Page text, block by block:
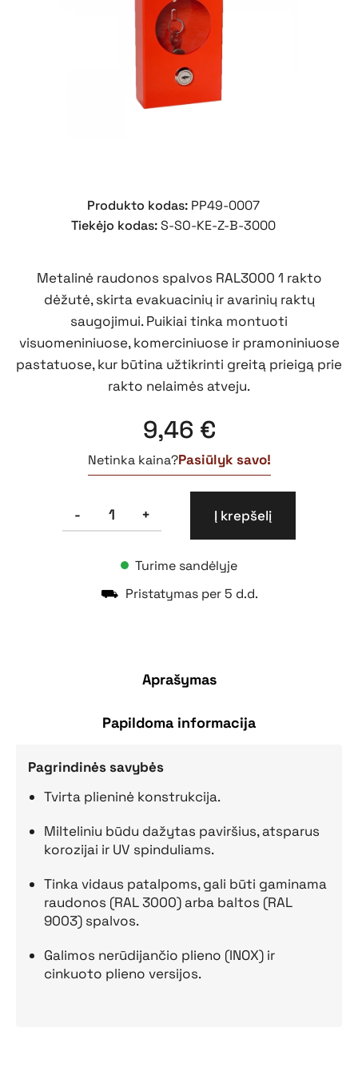
Produkto kodas: PP49-0007
Tiekėjo kodas:S-SO-KE-Z-B-3000
Metalinė raudonos spalvos RAL3000 1 rakto
dėžutė, skirta evakuacinių ir avarinių raktų
saugojimui. Puikiai tinka montuoti
visuomeniniuose, komerciniuose ir pramoniniuose
pastatuose, kur būtina užtikrinti greitą prieigą prie
rakto nelaimės atveju.
9,46 €
Netinka kaina?Pasiūlyk savo!
-
produkto
+ Į krepšelį
Turime sandėlyje
⛟ Pristatymas per 5 d.d.
Aprašymas
Papildoma informacija
Pagrindinės savybės
Tvirta plieninė konstrukcija.
Milteliniu būdu dažytas paviršius, atsparus
korozijai ir UV spinduliams.
Tinka vidaus patalpoms, gali būti gaminama
raudonos (RAL 3000) arba baltos (RAL
9003) spalvos.
Galimos nerūdijančio plieno (INOX) ir
cinkuoto plieno versijos.